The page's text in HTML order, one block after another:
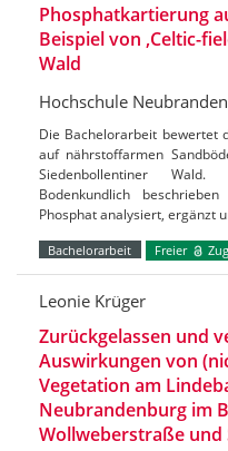
Phosphatkartierung
Beispiel von ‚Celtic-
Wald
Hochschule
Die Bachelorarbeit bewertet
auf nährstoffarmen
Siedenbollentiner
Bodenkundlich
Phosphat analysiert, ergänzt
Bachelorarbeit Freier
Leonie Krüger
Zurückgelassen und
Auswirkungen von
Vegetation am
Neubrandenburg im
Wollweberstraße und